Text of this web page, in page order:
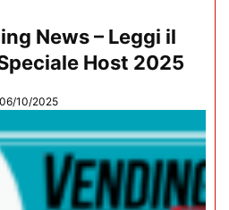
News – Leggi il
Host 2025
06/10/2025